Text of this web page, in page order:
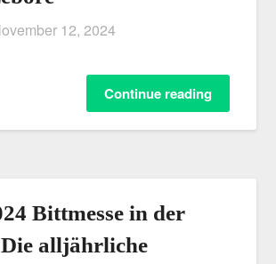
12, 2024
Continue reading
Bittmesse in der
alljährliche